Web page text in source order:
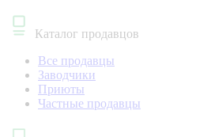
Каталог продавцов
Все продавцы
Заводчики
Приюты
Частные продавцы